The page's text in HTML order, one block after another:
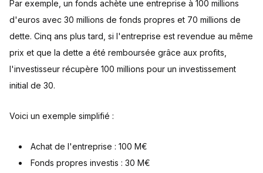
Par exemple, un fonds achète une entreprise à 100 millions
d'euros avec 30 millions de fonds propres et 70 millions de
dette. Cinq ans plus tard, si l'entreprise est revendue au même
prix et que la dette a été remboursée grâce aux profits,
l'investisseur récupère 100 millions pour un investissement
initial de 30.
Voici un exemple simplifié :
Achat de l'entreprise : 100 M€
Fonds propres investis : 30 M€